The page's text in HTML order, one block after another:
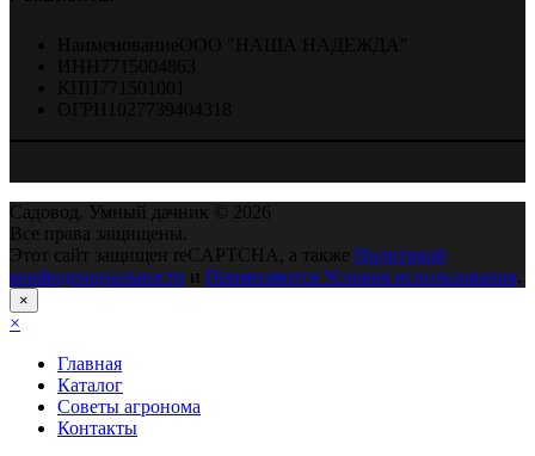
Садовод. Умный дачник © 2026
Все права защищены.
Этот сайт защищен reCAPTCHA, а также Политикой
конфиденциальности и Применяются Условия использования
×
×
Главная
Каталог
Советы агронома
Контакты